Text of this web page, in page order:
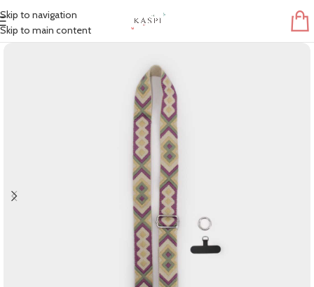
Skip to navigation
Skip to main content